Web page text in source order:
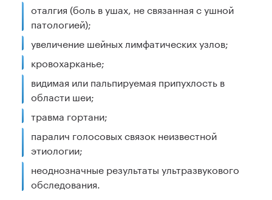
оталгия (боль в ушах, не связанная с ушной
патологией);
увеличение шейных лимфатических узлов;
кровохарканье;
видимая или пальпируемая припухлость в
области шеи;
травма гортани;
паралич голосовых связок неизвестной
этиологии;
неоднозначные результаты ультразвукового
обследования.